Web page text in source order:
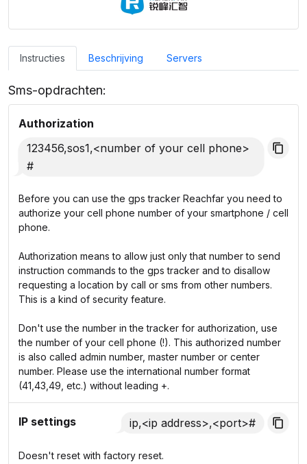
Instructies Beschrijving Servers
Sms-opdrachten:
Authorization
123456,sos1,<number of your cell phone>
#
Before you can use the gps tracker Reachfar you need to
authorize your cell phone number of your smartphone / cell
phone.
Authorization means to allow just only that number to send
instruction commands to the gps tracker and to disallow
requesting a location by call or sms from other numbers.
This is a kind of security feature.
Don't use the number in the tracker for authorization, use
the number of your cell phone (!). This authorized number
is also called admin number, master number or center
number. Please use the international number format
(41,43,49, etc.) without leading +.
IP settings ip,<ip address>,<port>#
Doesn't reset with factory reset.